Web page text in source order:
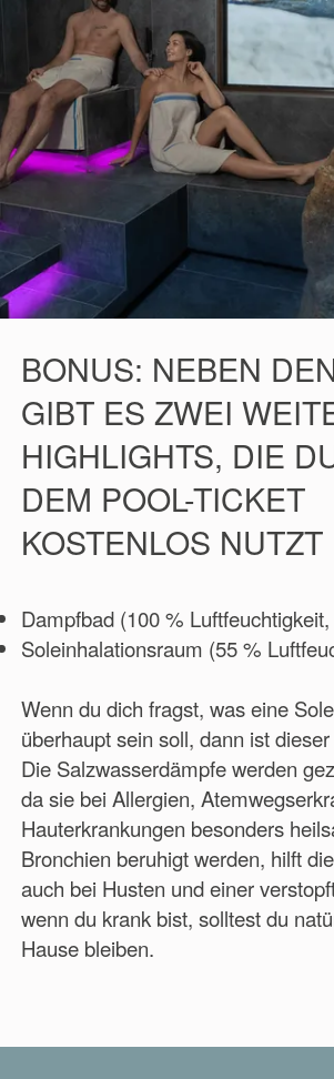
BONUS: NEBEN
GIBT ES ZWEI
HIGHLIGHTS, DIE
DEM POOL-TICKET
KOSTENLOS NUTZT
Dampfbad (100 % Luftfeuchtigkeit,
Soleinhalationsraum (55 %
Wenn du dich fragst, was eine
überhaupt sein soll, dann ist
Die Salzwasserdämpfe werden
da sie bei Allergien,
Hauterkrankungen besonders
Bronchien beruhigt werden, hilft
auch bei Husten und einer
wenn du krank bist, solltest du
Hause bleiben.